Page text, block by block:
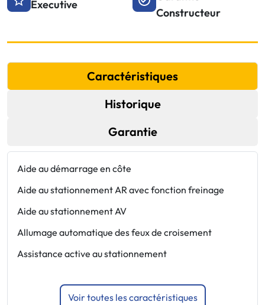
Executive
Constructeur
Caractéristiques
Historique
Garantie
Aide au démarrage en côte
Aide au stationnement AR avec fonction freinage
Aide au stationnement AV
Allumage automatique des feux de croisement
Assistance active au stationnement
Voir toutes les caractéristiques